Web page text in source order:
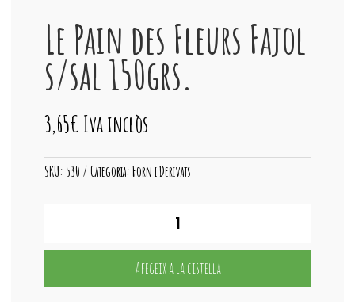
Le Pain des Fleurs Fajol
s/sal 150grs.
3,65€ Iva inclòs
SKU: 530 Categoria:Forn i Derivats
Le
Afegeix a la cistella